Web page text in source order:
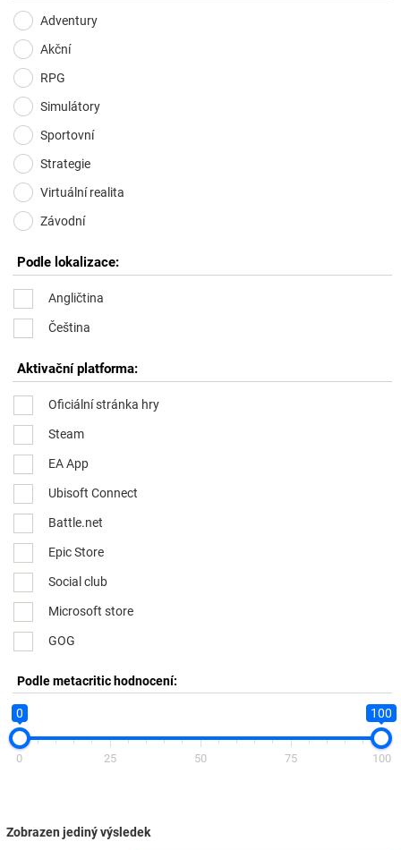
Adventury
Akční
RPG
Simulátory
Sportovní
Strategie
Virtuální realita
Závodní
Podle lokalizace:
Angličtina
Čeština
Aktivační platforma:
Oficiální stránka hry
Steam
EA App
Ubisoft Connect
Battle.net
Epic Store
Social club
Microsoft store
GOG
Podle metacritic hodnocení:
0 100
0 25 50 75 100
Zobrazen jediný výsledek